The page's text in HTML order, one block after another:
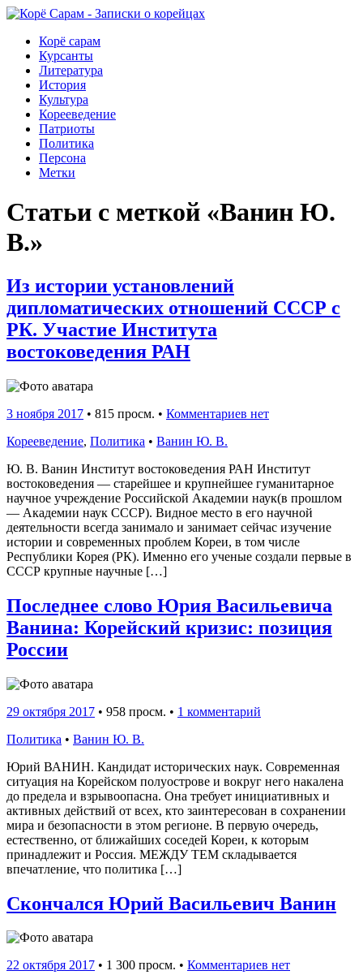
Корё сарам
Курсанты
Литература
История
Культура
Корееведение
Патриоты
Политика
Персона
Метки
Статьи с меткой «Ванин Ю.
В.»
Из истории установлений
дипломатических отношений СССР с
РК. Участие Института
востоковедения РАН
3 ноября 2017 • 815 просм. • Комментариев нет
Корееведение, Политика • Ванин Ю. В.
Ю. В. Ванин Институт востоковедения РАН Институт
востоковедения — старейшее и крупнейшее гуманитарное
научное учреждение Российской Академии наук(в прошлом
— Академии наук СССР). Видное место в его научной
деятельности всегда занимало и занимает сейчас изучение
истории и современных про­блем Кореи, в том числе
Республики Корея (РК). Именно его ученые создали первые в
СССР крупные научные […]
Последнее слово Юрия Васильевича
Ванина: Корейский кризис: позиция
России
29 октября 2017 • 958 просм. • 1 комментарий
Политика • Ванин Ю. В.
Юрий ВАНИН. Кандидат исторических наук. Современная
ситуация на Корейском полуострове и вокруг него накалена
до предела и взрывоопасна. Она требует инициативных и
активных действий от всех, кто заинтересован в сохранении
мира и безопасности в этом регионе. В первую очередь,
естественно, от ближайших соседей Кореи, к которым
принадлежит и Россия. МЕЖДУ ТЕМ складывается
впечатление, что политика […]
Скончался Юрий Васильевич Ванин
22 октября 2017 • 1 300 просм. • Комментариев нет